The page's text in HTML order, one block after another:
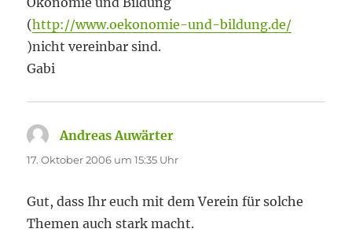
(http://www.oekonomie-und-bildung.de/
)nicht vereinbar sind.
Gabi
Andreas Auwärter
17. Oktober 2006 um 15:35 Uhr
Gut, dass Ihr euch mit dem Verein für solche
Themen auch stark macht.